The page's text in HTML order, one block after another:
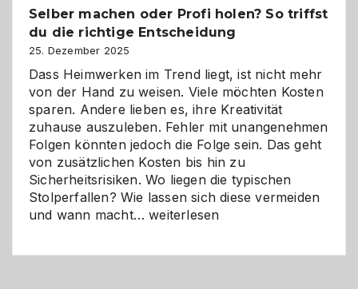
Herausforderungen
und
Zukunft
Selber machen oder Profi holen? So triffst
du die richtige Entscheidung
25. Dezember 2025
Dass Heimwerken im Trend liegt, ist nicht mehr
von der Hand zu weisen. Viele möchten Kosten
sparen. Andere lieben es, ihre Kreativität
zuhause auszuleben. Fehler mit unangenehmen
Folgen könnten jedoch die Folge sein. Das geht
von zusätzlichen Kosten bis hin zu
Sicherheitsrisiken. Wo liegen die typischen
Stolperfallen? Wie lassen sich diese vermeiden
und wann macht…Selber
weiterlesen